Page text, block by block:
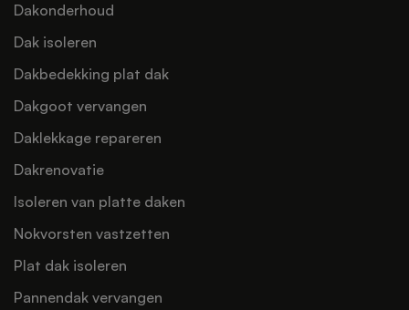
Dakonderhoud
Dak isoleren
Dakbedekking plat dak
Dakgoot vervangen
Daklekkage repareren
Dakrenovatie
Isoleren van platte daken
Nokvorsten vastzetten
Plat dak isoleren
Pannendak vervangen